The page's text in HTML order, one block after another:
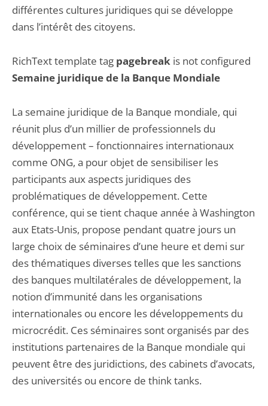
différentes cultures juridiques qui se développe
dans l’intérêt des citoyens.
RichText template tag pagebreak is not configured
Semaine juridique de la Banque Mondiale
La semaine juridique de la Banque mondiale, qui
réunit plus d’un millier de professionnels du
développement – fonctionnaires internationaux
comme ONG, a pour objet de sensibiliser les
participants aux aspects juridiques des
problématiques de développement. Cette
conférence, qui se tient chaque année à Washington
aux Etats-Unis, propose pendant quatre jours un
large choix de séminaires d’une heure et demi sur
des thématiques diverses telles que les sanctions
des banques multilatérales de développement, la
notion d’immunité dans les organisations
internationales ou encore les développements du
microcrédit. Ces séminaires sont organisés par des
institutions partenaires de la Banque mondiale qui
peuvent être des juridictions, des cabinets d’avocats,
des universités ou encore de think tanks.